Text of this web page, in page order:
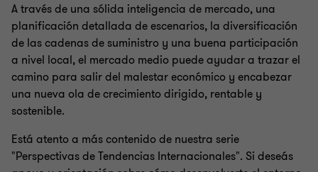
A través de una sólida inteligencia de mercado, una
planificación detallada de escenarios, la diversificación
de las cadenas de suministro y una buena participación
a nivel local, el mercado medio puede ayudar a trazar el
camino para salir del malestar económico y encabezar
una nueva ola de crecimiento dirigido, rentable y
sostenible.
Está atento a más contenido de nuestra serie
"Perspectivas de Tendencias Internacionales". Si deseás